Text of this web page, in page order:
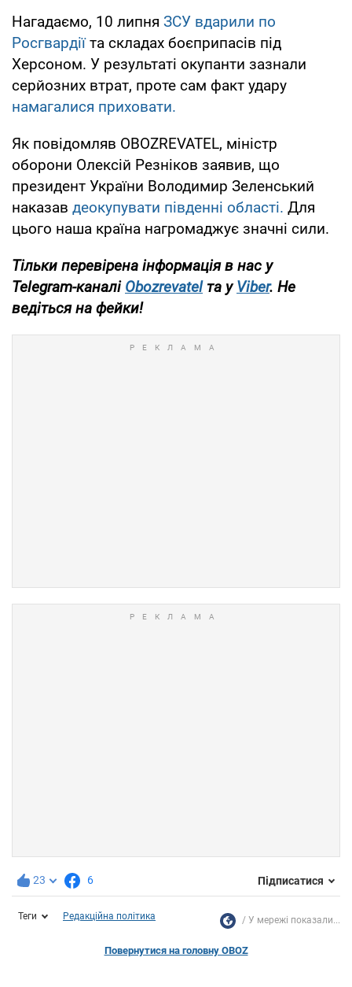
Нагадаємо, 10 липня ЗСУ вдарили по
Росгвардіїта складах боєприпасів під
Херсоном. У результаті окупанти зазнали
серйозних втрат, проте сам факт удару
намагалися приховати.
Як повідомляв OBOZREVATEL, міністр
оборони Олексій Резніков заявив, що
президент України Володимир Зеленський
наказав деокупувати південні області. Для
цього наша країна нагромаджує значні сили.
Тільки перевірена інформація в нас у
Telegram-каналі Obozrevatelта уViber. Не
ведіться на фейки!
23 6 Підписатися
Теги Редакційна політика У мережі показали...
Повернутися на головну OBOZ